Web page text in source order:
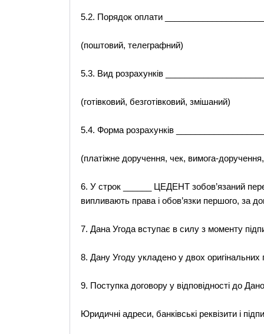
5.2. Порядок оплати
(поштовий, телеграфний)
5.3. Вид розрахунків
(готівковий, безготівковий, змішаний)
5.4. Форма розрахунків
(платіжне доручення, чек, вимога-
6. У строк ______ ЦЕДЕНТ зобов’язаний
випливають права і обов’язки першого, за
7. Дана Угода вступає в силу з моменту
8. Дану Угоду укладено у двох оригінальних
9. Поступка договору у відповідності до
Юридичні адреси, банківські реквізити і